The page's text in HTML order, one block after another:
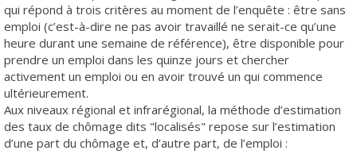
qui répond à trois critères au moment de l’enquête : être sans
emploi (c’est-à-dire ne pas avoir travaillé ne serait-ce qu’une
heure durant une semaine de référence), être disponible pour
prendre un emploi dans les quinze jours et chercher
activement un emploi ou en avoir trouvé un qui commence
ultérieurement.
Aux niveaux régional et infrarégional, la méthode d’estimation
des taux de chômage dits "localisés" repose sur l’estimation
d’une part du chômage et, d’autre part, de l’emploi :